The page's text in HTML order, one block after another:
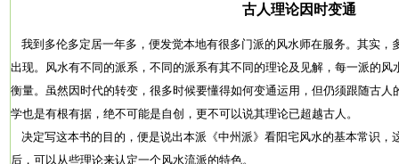
古人理论因时变通
我到多伦多定居一年多，便发觉本地有很多门派的风水师在服务。其实，
出现。风水有不同的派系，不同的派系有其不同的理论及见解，每一派的
衡量。虽然因时代的转变，很多时候要懂得如何变通运用，但仍须跟随古
学也是有根有据，绝不可能是自创，更不可以说其理论已超越古人。
决定写这本书的目的，便是说出本派《中州派》看阳宅风水的基本常识，
后，可以从些理论来认定一个风水流派的特色。